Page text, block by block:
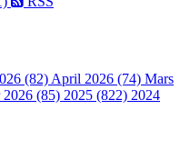
(82) April 2026 (74) Mars
2026 (85) 2025 (822) 2024